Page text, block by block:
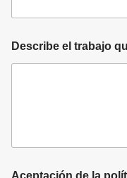
Describe el trabajo